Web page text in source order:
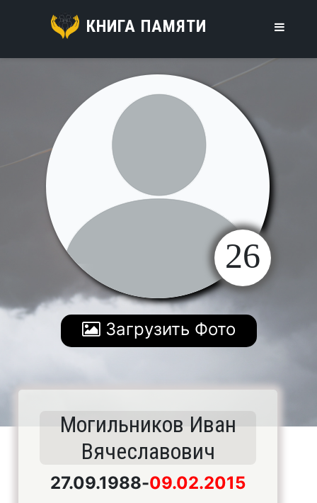
КНИГА ПАМЯТИ
26
Загрузить Фото
Могильников Иван
Вячеславович
27.09.1988-09.02.2015